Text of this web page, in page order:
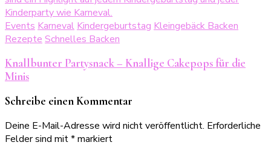
Events Karneval Kindergeburtstag Kleingebäck Backen
Rezepte Schnelles Backen
Knallbunter Partysnack – Knallige Cakepops für die
Minis
Schreibe einen Kommentar
Deine E-Mail-Adresse wird nicht veröffentlicht. Erforderliche
Felder sind mit*markiert